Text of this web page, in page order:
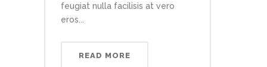
feugiat nulla facilisis at vero
eros...
READ MORE